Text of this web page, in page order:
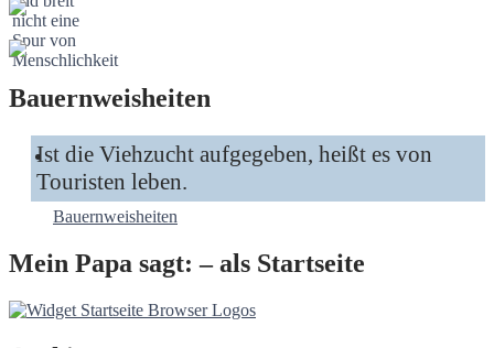
Bauernweisheiten
Ist die Viehzucht aufgegeben, heißt es von
Touristen leben.
Bauernweisheiten
Mein Papa sagt: – als Startseite